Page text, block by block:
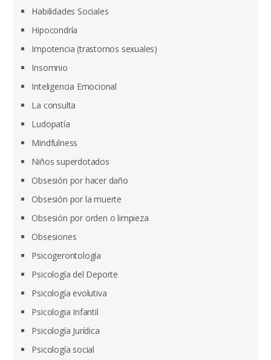
Habilidades Sociales
Hipocondría
Impotencia (trastornos sexuales)
Insomnio
Inteligencia Emocional
La consulta
Ludopatía
Mindfulness
Niños superdotados
Obsesión por hacer daño
Obsesión por la muerte
Obsesión por orden o limpieza
Obsesiones
Psicogerontología
Psicología del Deporte
Psicología evolutiva
Psicologia Infantil
Psicología Jurídica
Psicología social